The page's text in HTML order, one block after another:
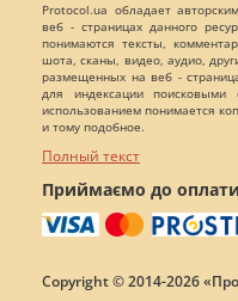
Protocol.ua обладает
веб - страницах данного
понимаются тексты,
шота, сканы, видео, аудио,
размещенных на веб -
для индексации
использованием понимается
и тому подобное.
Полный текст
Приймаємо до оплати
Copyright © 2014-2026